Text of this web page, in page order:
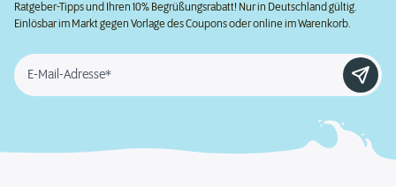
Ratgeber-Tipps und Ihren 10% Begrüßungsrabatt! Nur in Deutschland gültig.
Einlösbar im Markt gegen Vorlage des Coupons oder online im Warenkorb.
E-Mail-Adresse*